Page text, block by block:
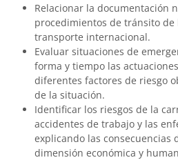
Relacionar la documentación
procedimientos de tránsito de
transporte internacional.
Evaluar situaciones de
forma y tiempo las
diferentes factores de riesgo
de la situación.
Identificar los riesgos de la
accidentes de trabajo y las
explicando las consecuencias
dimensión económica y